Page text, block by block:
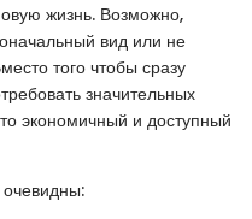
жизнь. Возможно,
вид или не
того чтобы сразу
значительных
экономичный и доступный